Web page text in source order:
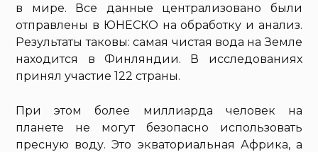
в мире. Все данные централизовано были
отправлены в ЮНЕСКО на обработку и анализ.
Результаты таковы: самая чистая вода на Земле
находится в Финляндии. В исследованиях
принял участие 122 страны.
При этом более миллиарда человек на
планете не могут безопасно использовать
пресную воду. Это экваториальная Африка, а